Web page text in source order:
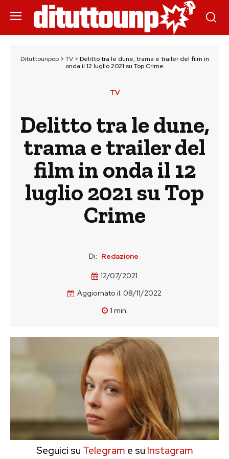
Dituttounpop> TV> Delitto tra le dune, trama e trailer del film in
onda il 12 luglio 2021 su Top Crime
TV
Delitto tra le dune,
trama e trailer del
film in onda il 12
luglio 2021 su Top
Crime
Di: Redazione
12/07/2021
Aggiornato il: 08/11/2022
1 min.
Seguici su Telegram e su Instagram